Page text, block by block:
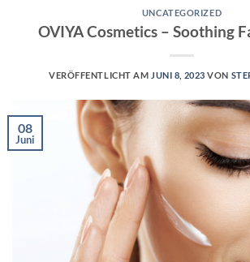
UNCATEGORIZED
OVIYA Cosmetics – Soothing
VERÖFFENTLICHT AM JUNI 8, 2023 VON
08
Juni